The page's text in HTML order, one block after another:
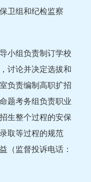
卫组和纪检监察
小组负责制订学校
讨论并决定选拔和
负责编制高职扩招
题考务组负责职业
生整个过程的安保
取等过程的规范
（监督投诉电话：